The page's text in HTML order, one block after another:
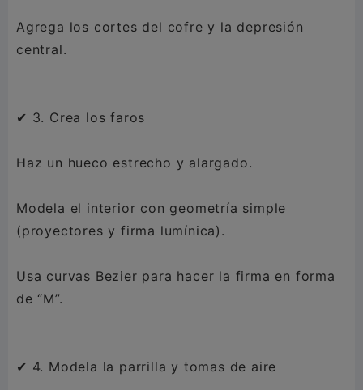
Agrega los cortes del cofre y la depresión
central.
✔ 3. Crea los faros
Haz un hueco estrecho y alargado.
Modela el interior con geometría simple
(proyectores y firma lumínica).
Usa curvas Bezier para hacer la firma en forma
de “M”.
✔ 4. Modela la parrilla y tomas de aire